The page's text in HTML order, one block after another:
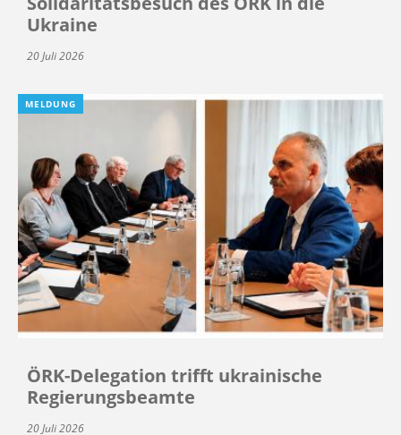
Ukraine
20 Juli 2026
MELDUNG
ÖRK-Delegation trifft ukrainische
Regierungsbeamte
20 Juli 2026